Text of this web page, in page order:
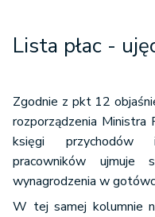
Lista płac -
Zgodnie z pkt 12
rozporządzenia Ministra
księgi przychodów
pracowników
wynagrodzenia w
W tej samej kolumnie